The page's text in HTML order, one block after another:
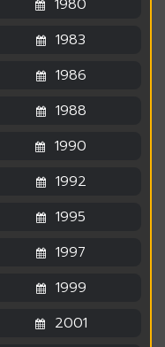
1980
1983
1986
1988
1990
1992
1995
1997
1999
2001